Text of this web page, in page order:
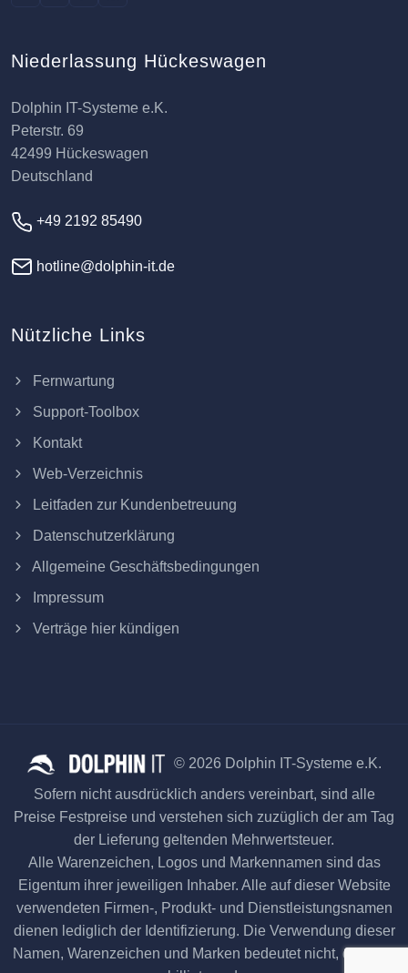
Niederlassung Hückeswagen
Dolphin IT-Systeme e.K.
Peterstr. 69
42499 Hückeswagen
Deutschland
+49 2192 85490
hotline@dolphin-it.de
Nützliche Links
Fernwartung
Support-Toolbox
Kontakt
Web-Verzeichnis
Leitfaden zur Kundenbetreuung
Datenschutzerklärung
Allgemeine Geschäftsbedingungen
Impressum
Verträge hier kündigen
© 2026 Dolphin IT-Systeme e.K.
Sofern nicht ausdrücklich anders vereinbart, sind alle
Preise Festpreise und verstehen sich zuzüglich der am Tag
der Lieferung geltenden Mehrwertsteuer.
Alle Warenzeichen, Logos und Markennamen sind das
Eigentum ihrer jeweiligen Inhaber. Alle auf dieser Website
verwendeten Firmen-, Produkt- und Dienstleistungsnamen
dienen lediglich der Identifizierung. Die Verwendung dieser
Namen, Warenzeichen und Marken bedeutet nicht, dass sie